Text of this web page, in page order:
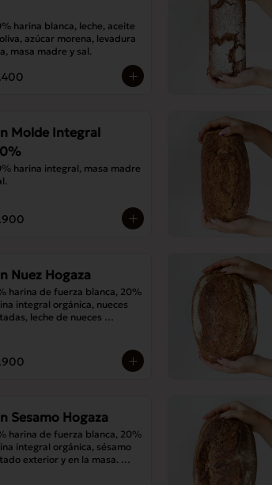
harina blanca, leche, aceite
azúcar morena, levadura
masa madre y sal.
Molde Integral
harina integral, masa madre
Nuez Hogaza
harina de fuerza blanca, 20%
integral orgánica, nueces
leche de nueces
Sesamo Hogaza
harina de fuerza blanca, 20%
integral orgánica, sésamo
exterior y en la masa.